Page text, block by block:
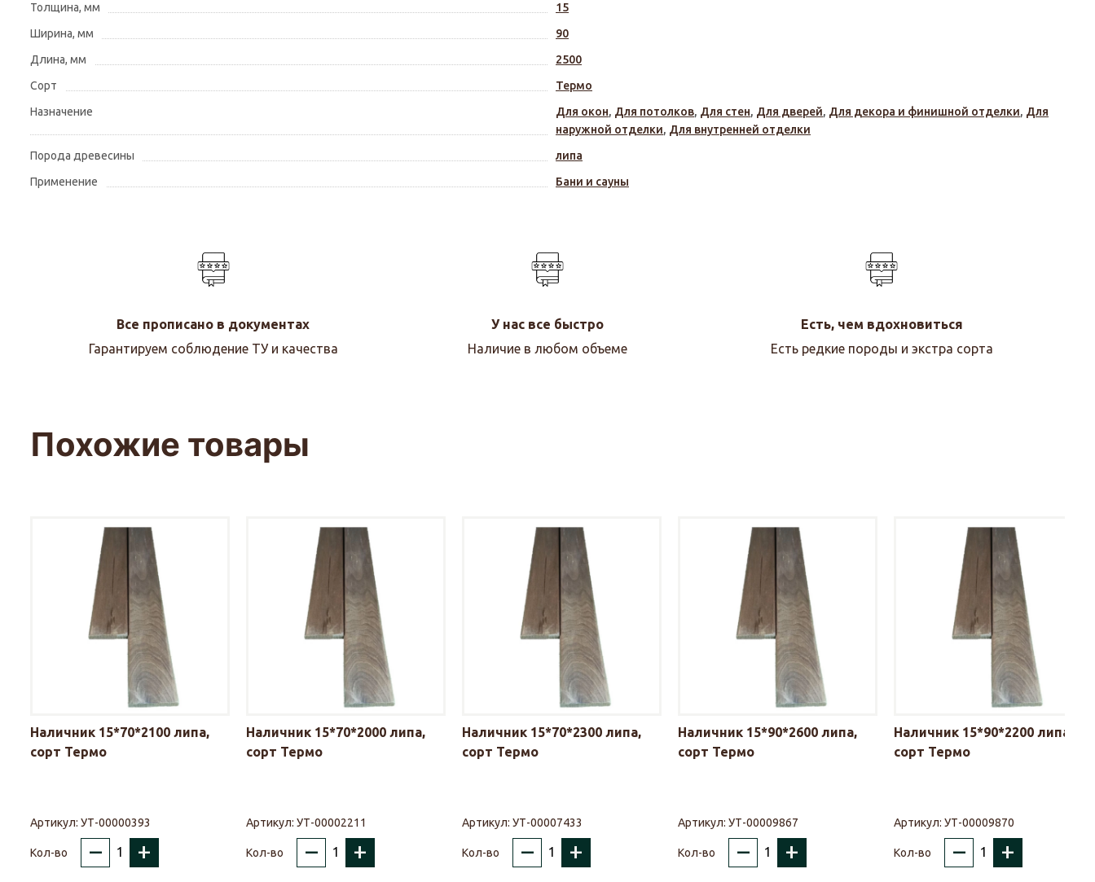
Толщина, мм
15
Ширина, мм
90
Длина, мм
2500
Сорт
Термо
Назначение
Для окон, Для потолков, Для стен, Для дверей, Для декора и финишной отделки, Для
наружной отделки, Для внутренней отделки
Порода древесины
липа
Применение
Бани и сауны
Все прописано в документах
Гарантируем соблюдение ТУ и качества
У нас все быстро
Наличие в любом объеме
Есть, чем вдохновиться
Есть редкие породы и экстра сорта
Похожие товары
Наличник 15*70*2100 липа,
сорт Термо
Артикул: УТ-00000393
Кол-во – +
Наличник 15*70*2000 липа,
сорт Термо
Артикул: УТ-00002211
Кол-во – +
Наличник 15*70*2300 липа,
сорт Термо
Артикул: УТ-00007433
Кол-во – +
Наличник 15*90*2600 липа,
сорт Термо
Артикул: УТ-00009867
Кол-во – +
Наличник 15*90*2200 липа,
сорт Термо
Артикул: УТ-00009870
Кол-во – +